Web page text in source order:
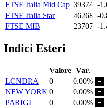
FTSE Italia Mid Cap 39374 -
FTSE Italia Star
46268 -
FTSE MIB
23707 -
Indici Esteri
Valore Var.
LONDRA
0
0.00%
NEW YORK 0
0.00%
PARIGI
0
0.00%